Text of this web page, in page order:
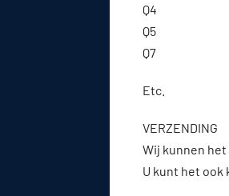
Q4
Q5
Q7
Etc.
VERZENDING
Wij kunnen het
U kunt het ook